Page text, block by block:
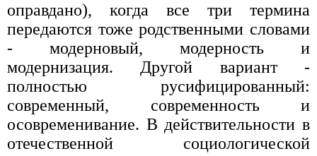
оправдано), когда все три термина
передаются тоже родственными словами
- модерновый, модерность и
модернизация. Другой вариант -
полностью русифицированный:
современный, современность и
осовременивание. В действительности в
отечественной социологической